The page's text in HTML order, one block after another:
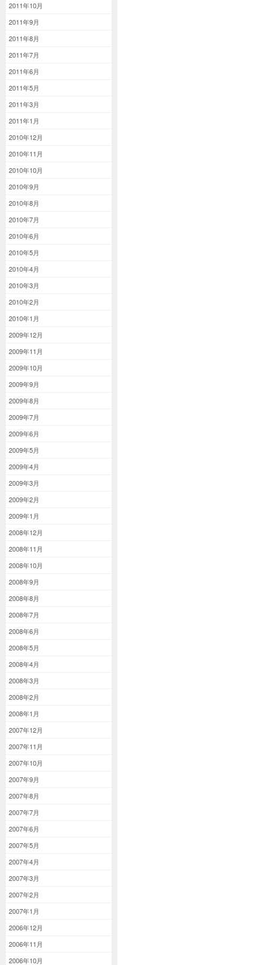
2011年10月
2011年9月
2011年8月
2011年7月
2011年6月
2011年5月
2011年3月
2011年1月
2010年12月
2010年11月
2010年10月
2010年9月
2010年8月
2010年7月
2010年6月
2010年5月
2010年4月
2010年3月
2010年2月
2010年1月
2009年12月
2009年11月
2009年10月
2009年9月
2009年8月
2009年7月
2009年6月
2009年5月
2009年4月
2009年3月
2009年2月
2009年1月
2008年12月
2008年11月
2008年10月
2008年9月
2008年8月
2008年7月
2008年6月
2008年5月
2008年4月
2008年3月
2008年2月
2008年1月
2007年12月
2007年11月
2007年10月
2007年9月
2007年8月
2007年7月
2007年6月
2007年5月
2007年4月
2007年3月
2007年2月
2007年1月
2006年12月
2006年11月
2006年10月